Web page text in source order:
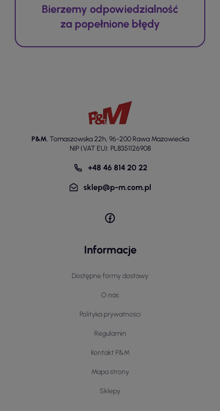
Bierzemy odpowiedzialność
za popełnione błędy
P&M, Tomaszowska 22h, 96-200 Rawa Mazowiecka
NIP (VAT EU): PL8351126908
+48 46 814 20 22
sklep@p-m.com.pl
Informacje
Dostępne formy dostawy
O nas
Polityka prywatności
Regulamin
Kontakt P&M
Mapa strony
Sklepy